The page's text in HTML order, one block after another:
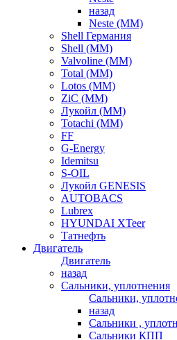
назад
Neste (ММ)
Shell Германия
Shell (ММ)
Valvoline (ММ)
Total (ММ)
Lotos (ММ)
ZiC (ММ)
Лукойл (ММ)
Totachi (MM)
FF
G-Energy
Idemitsu
S-OIL
Лукойл GENESIS
AUTOBACS
Lubrex
HYUNDAI XTeer
Татнефть
Двигатель
Двигатель
назад
Сальники, уплотнения
Сальники,
назад
Сальники ,
Сальники КПП